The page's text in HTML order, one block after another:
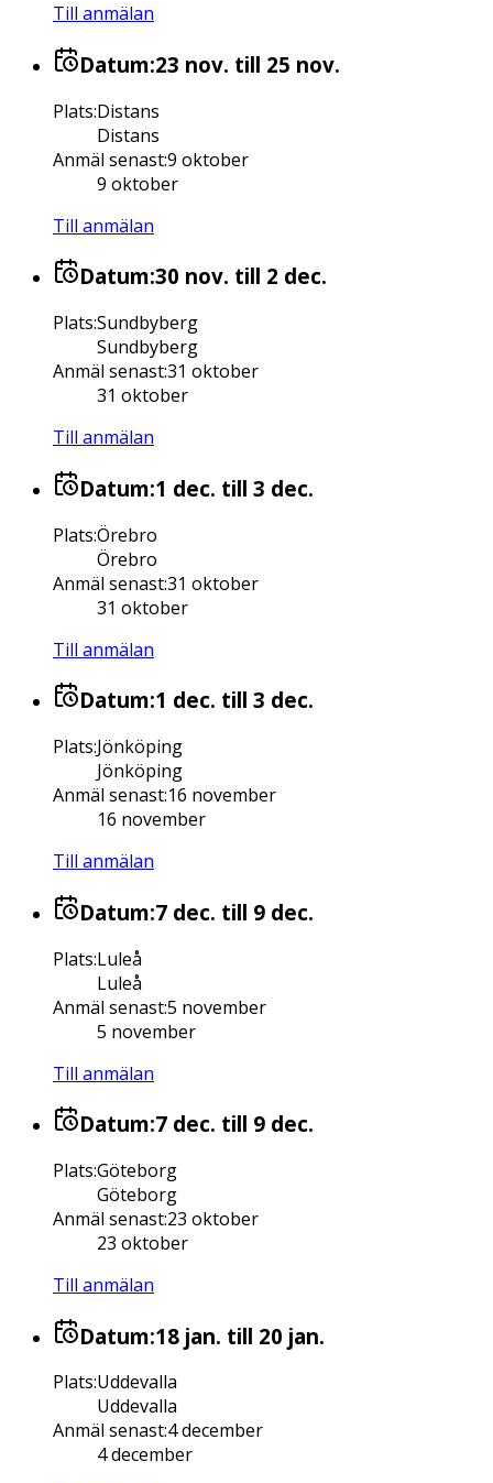
Till anmälan
Datum:23 nov. till 25 nov.
Plats:Distans
Distans
Anmäl senast:9 oktober
9 oktober
Till anmälan
Datum:30 nov. till 2 dec.
Plats:Sundbyberg
Sundbyberg
Anmäl senast:31 oktober
31 oktober
Till anmälan
Datum:1 dec. till 3 dec.
Plats:Örebro
Örebro
Anmäl senast:31 oktober
31 oktober
Till anmälan
Datum:1 dec. till 3 dec.
Plats:Jönköping
Jönköping
Anmäl senast:16 november
16 november
Till anmälan
Datum:7 dec. till 9 dec.
Plats:Luleå
Luleå
Anmäl senast:5 november
5 november
Till anmälan
Datum:7 dec. till 9 dec.
Plats:Göteborg
Göteborg
Anmäl senast:23 oktober
23 oktober
Till anmälan
Datum:18 jan. till 20 jan.
Plats:Uddevalla
Uddevalla
Anmäl senast:4 december
4 december